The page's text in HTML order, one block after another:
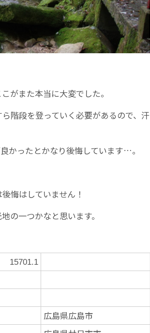
がまた本当に大変でした。
階段を登っていく必要があるので、汗
かったとかなり後悔しています…。
悔はしていません！
の一つかなと思います。
15701.1
広島県広島市